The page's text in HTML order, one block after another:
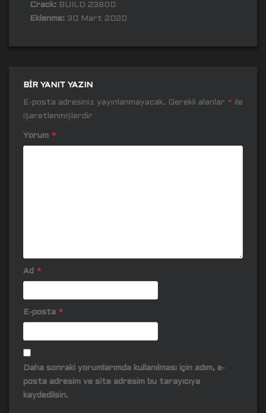
Crack: BUILD 23800
Eklenme: 30 Mart 2020
BIR YANIT YAZIN
E-posta adresiniz yayınlanmayacak. Gerekli alanlar * ile
işaretlenmişlerdir
Yorum *
Ad *
E-posta *
Daha sonraki yorumlarımda kullanılması için adım, e-
posta adresim ve site adresim bu tarayıcıya
kaydedilsin.